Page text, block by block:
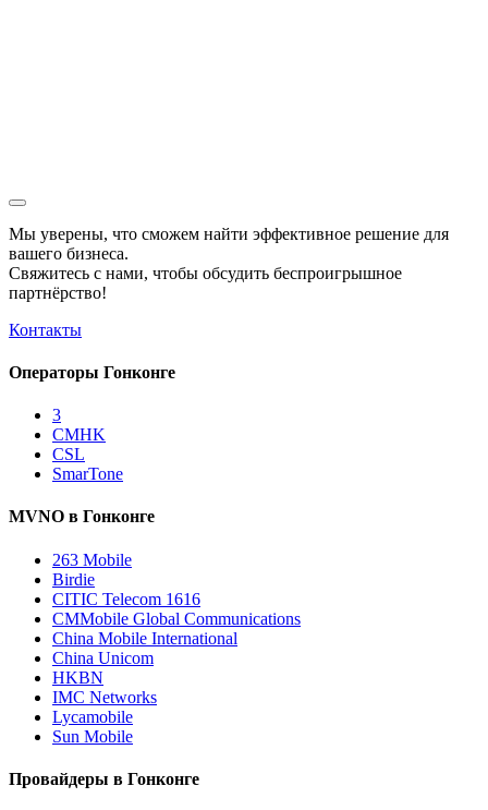
Мы уверены, что сможем найти эффективное решение для
вашего бизнеса.
Свяжитесь с нами, чтобы обсудить беспроигрышное
партнёрство!
Контакты
Операторы Гонконге
3
CMHK
CSL
SmarTone
MVNO в Гонконге
263 Mobile
Birdie
CITIC Telecom 1616
CMMobile Global Communications
China Mobile International
China Unicom
HKBN
IMC Networks
Lycamobile
Sun Mobile
Провайдеры в Гонконге